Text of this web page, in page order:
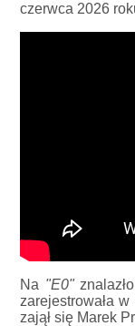
czerwca 2026
Na "E0"
zarejestrowała
zajął się Marek